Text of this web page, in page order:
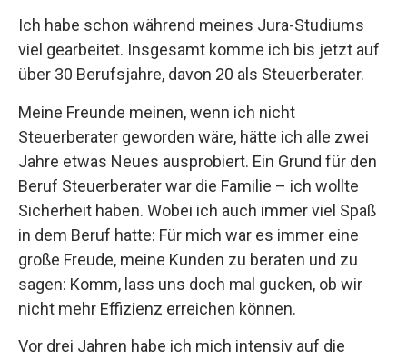
Ich habe schon während meines Jura-Studiums
viel gearbeitet. Insgesamt komme ich bis jetzt auf
über 30 Berufsjahre, davon 20 als Steuerberater.
Meine Freunde meinen, wenn ich nicht
Steuerberater geworden wäre, hätte ich alle zwei
Jahre etwas Neues ausprobiert. Ein Grund für den
Beruf Steuerberater war die Familie – ich wollte
Sicherheit haben. Wobei ich auch immer viel Spaß
in dem Beruf hatte: Für mich war es immer eine
große Freude, meine Kunden zu beraten und zu
sagen: Komm, lass uns doch mal gucken, ob wir
nicht mehr Effizienz erreichen können.
Vor drei Jahren habe ich mich intensiv auf die